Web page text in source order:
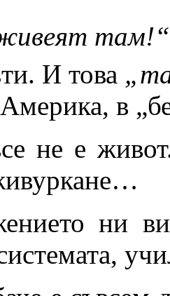
там!“
И това
в
не е
ни